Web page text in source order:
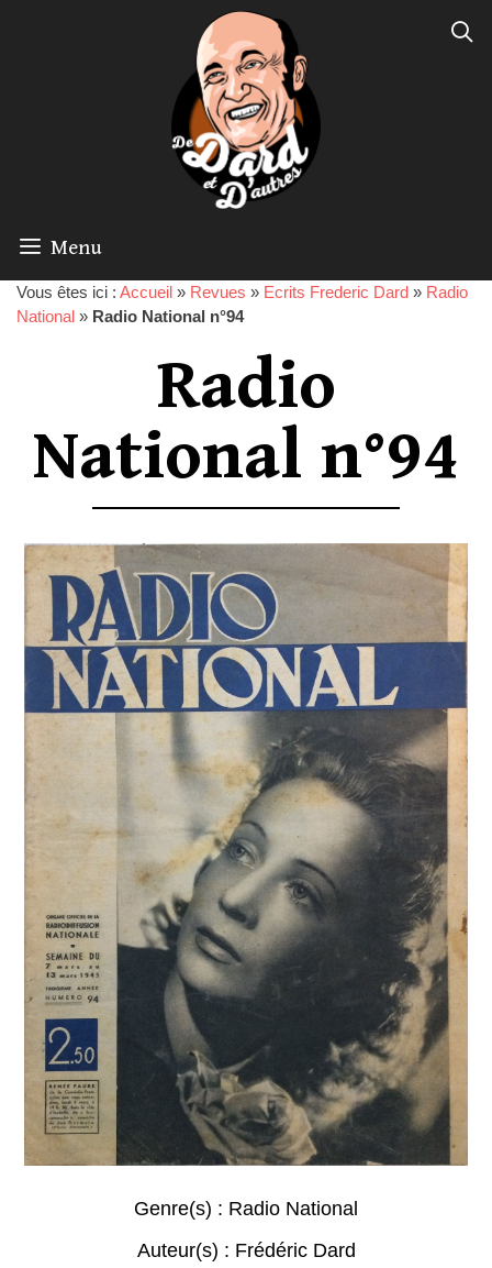
Menu
Vous êtes ici : Accueil » Revues » Ecrits Frederic Dard » Radio
National » Radio National n°94
Radio
National n°94
Genre(s) : Radio National
Auteur(s) : Frédéric Dard